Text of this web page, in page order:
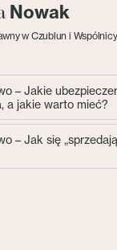
Nowak
w Czublun i
– Jakie
a jakie warto mieć?
– Jak się